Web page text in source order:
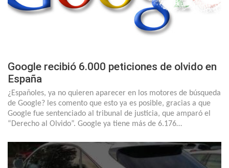
Google recibió 6.000 peticiones de olvido en
España
¿Españoles, ya no quieren aparecer en los motores de búsqueda
de Google? les comento que esto ya es posible, gracias a que
Google fue sentenciado al tribunal de justicia, que amparó el
“Derecho al Olvido”. Google ya tiene más de 6.176…